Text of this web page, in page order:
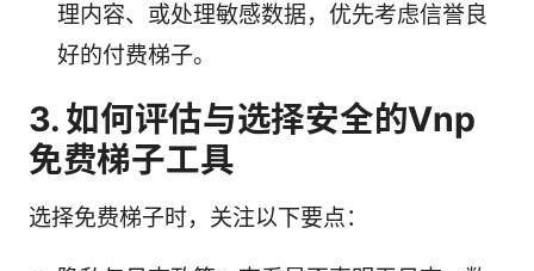
理内容、或处理敏感数据，优先考虑信誉良
好的付费梯子。
3. 如何评估与选择安全的Vnp
免费梯子工具
选择免费梯子时，关注以下要点：